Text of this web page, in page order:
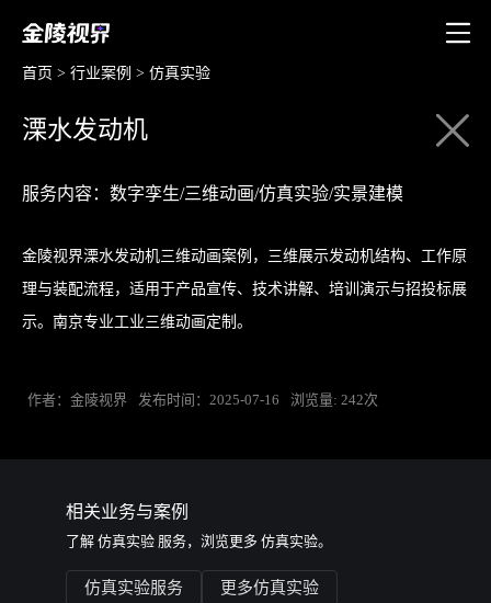
首页 > 行业案例 > 仿真实验
溧水发动机
服务内容：数字孪生/三维动画/仿真实验/实景建模
金陵视界溧水发动机三维动画案例，三维展示发动机结构、工作原
理与装配流程，适用于产品宣传、技术讲解、培训演示与招投标展
示。南京专业工业三维动画定制。
作者：金陵视界 发布时间：2025-07-16 浏览量: 242次
相关业务与案例
了解 仿真实验 服务，浏览更多 仿真实验。
仿真实验服务 更多仿真实验